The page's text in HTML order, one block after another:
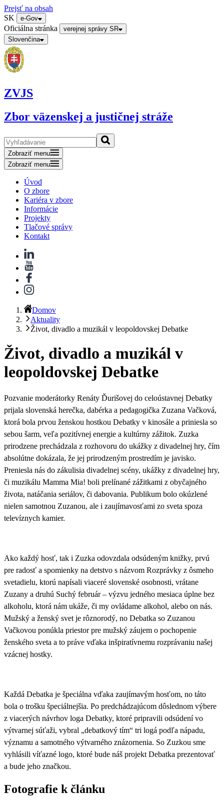
Prejsť na obsah
SK
e-Gov
Oficiálna stránka
verejnej správy SR
Slovenčina
ZVJS
Zbor väzenskej a justičnej stráže
Zobraziť menu
Zobraziť menu
Úvod
O zbore
Kariéra v zbore
Informácie
Projekty
Tlačové správy
Kontakt
Domov
Aktuality
Život, divadlo a muzikál v leopoldovskej Debatke
Život, divadlo a muzikál v
leopoldovskej Debatke
Pozvanie moderátorky Renáty Ďurišovej do celoústavnej Debatky
prijala slovenská herečka, dabérka a pedagogička Zuzana Vačková,
ktorá bola prvou ženskou hostkou Debatky v kinosále a priniesla so
sebou šarm, veľa pozitívnej energie a kultúrny zážitok. Zuzka
prirodzene prechádzala z rozhovoru do ukážky z divadelnej hry, čím
absolútne dokázala, že jej prirodzeným prostredím je javisko.
Preniesla nás do zákulisia divadelnej scény, ukážky z divadelnej hry,
či muzikálu Mamma Mia! boli prelínané zážitkami z obyčajného
života, natáčania seriálov, či dabovania. Publikum bolo okúzlené
nielen samotnou Zuzanou, ale i zaujímavosťami zo sveta spoza
televíznych kamier.
Ako každý hosť, tak i Zuzka odovzdala odsúdeným knižky, prvú
pre radosť a spomienky na detstvo s názvom Rozprávky z ôsmeho
svetadielu, ktorú napísali viaceré slovenské osobnosti, vrátane
Zuzany a druhú Suchý február – výzvu jedného mesiaca úplne bez
alkoholu, ktorá nám ukáže, či my ovládame alkohol, alebo on nás.
Mužský a ženský svet je rôznorodý, no Debatka so Zuzanou
Vačkovou ponúkla priestor pre mužský záujem o pochopenie
ženského sveta a to práve vďaka inšpiratívnemu rozprávaniu našej
vzácnej hostky.
Každá Debatka je špeciálna vďaka zaujímavým hosťom, no táto
bola o trošku špeciálnejšia. Po predchádzajúcom dôslednom výbere
z viacerých návrhov loga Debatky, ktoré pripravili odsúdení vo
výtvarnej súťaži, vybral „debatkový tím“ tri logá podľa nápadu,
významu a samotného výtvarného znázornenia. So Zuzkou sme
vyhlásili víťazné logo, ktoré bude náš projekt Debatka prezentovať
a bude jeho značkou.
Fotografie k článku